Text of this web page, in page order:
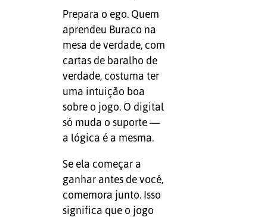
Prepara o ego. Quem
aprendeu Buraco na
mesa de verdade, com
cartas de baralho de
verdade, costuma ter
uma intuição boa
sobre o jogo. O digital
só muda o suporte —
a lógica é a mesma.
Se ela começar a
ganhar antes de você,
comemora junto. Isso
significa que o jogo